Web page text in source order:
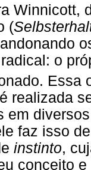
Winnicott,
(
o
Essa
realizada
em
faz isso
instinto,
conceito